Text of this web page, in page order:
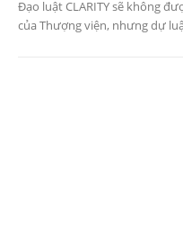
Đạo luật CLARITY sẽ không
của Thượng viện, nhưng dự